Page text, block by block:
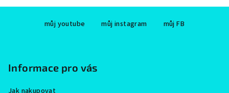
můj youtube můj instagram můj FB
Informace pro vás
Jak nakupovat